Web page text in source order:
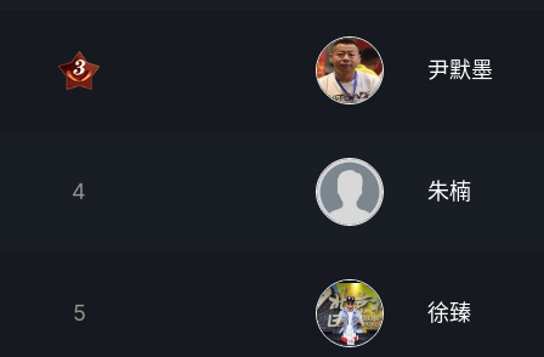
尹默墨
4 朱楠
5 徐臻